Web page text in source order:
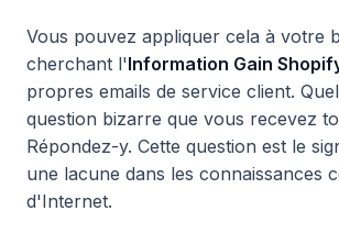
Vous pouvez appliquer cela à votre
cherchant l'Information Gain
propres emails de service client.
question bizarre que vous recevez
Répondez-y. Cette question est le
une lacune dans les connaissances
d'Internet.